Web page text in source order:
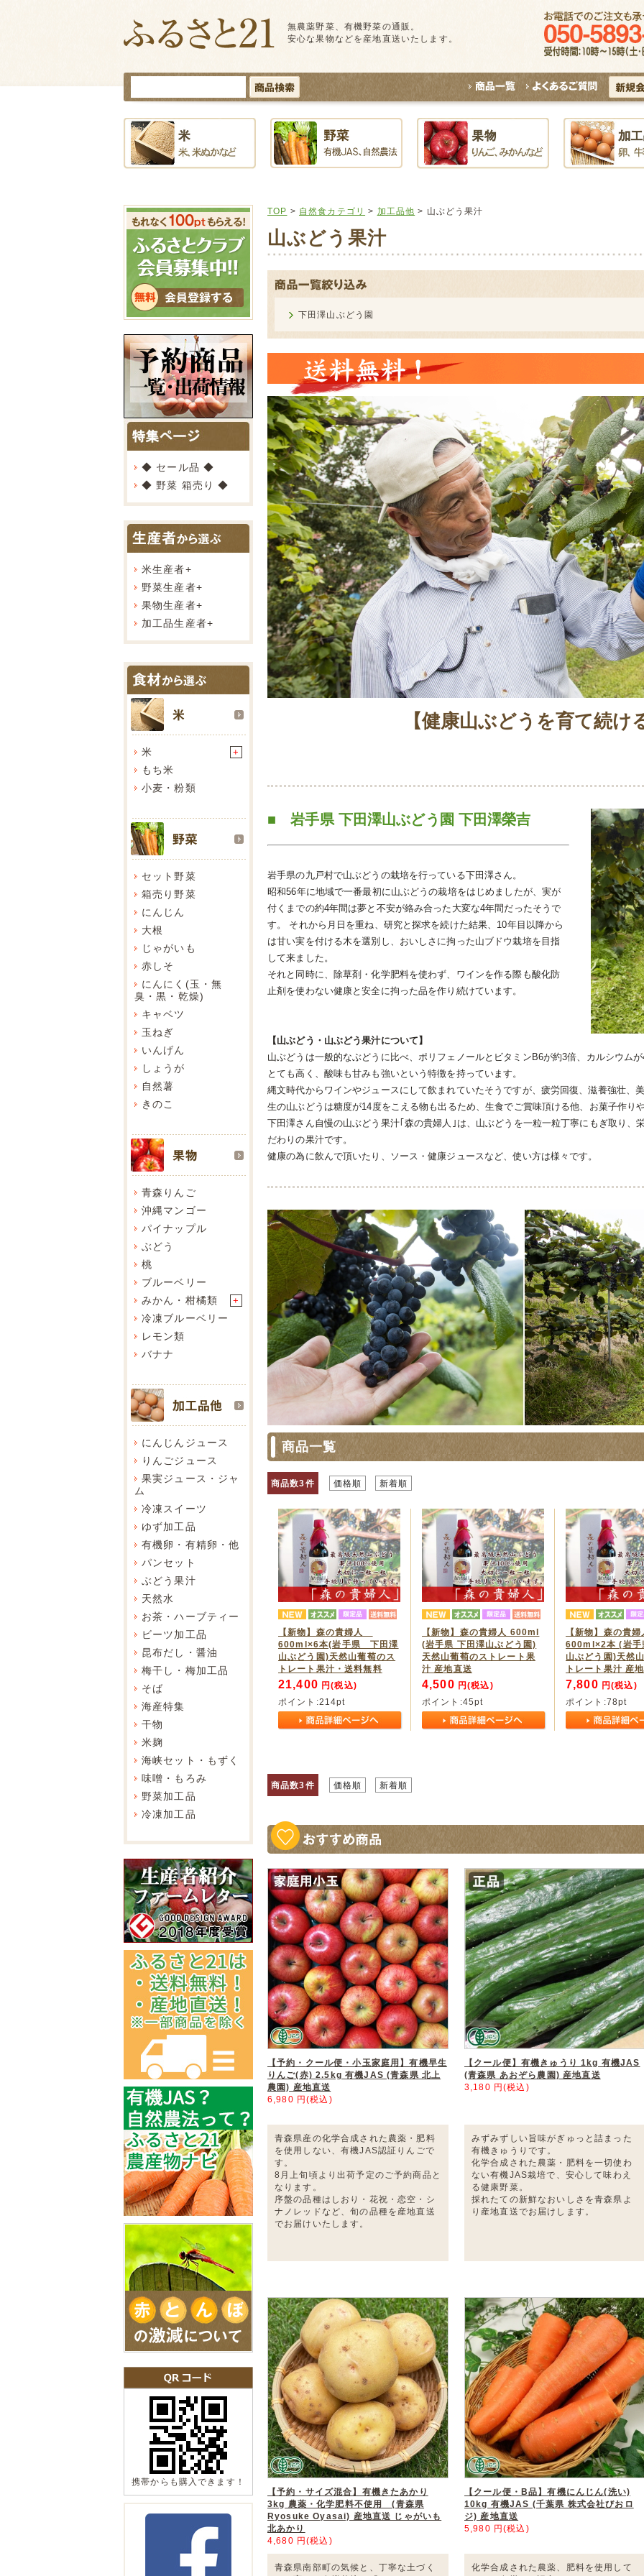
無農薬野菜、有機野菜の通販。
安心な果物などを産地直送いたします。
◆ セール品 ◆
◆ 野菜 箱売り ◆
米生産者+
野菜生産者+
果物生産者+
加工品生産者+
米 +
もち米
小麦・粉類
セット野菜
箱売り野菜
にんじん
大根
じゃがいも
赤しそ
にんにく(玉・無
臭・黒・乾燥)
キャベツ
玉ねぎ
いんげん
しょうが
自然薯
きのこ
青森りんご
沖縄マンゴー
パイナップル
ぶどう
桃
ブルーベリー
みかん・柑橘類
+
冷凍ブルーベリー
レモン類
バナナ
にんじんジュース
りんごジュース
果実ジュース・ジャ
ム
冷凍スイーツ
ゆず加工品
有機卵・有精卵・他
パンセット
ぶどう果汁
天然水
お茶・ハーブティー
ビーツ加工品
昆布だし・醤油
梅干し・梅加工品
そば
海産特集
干物
米麹
海峡セット・もずく
味噌・もろみ
野菜加工品
冷凍加工品
携帯からも購入できます！
TOP > 自然食カテゴリ > 加工品他 > 山ぶどう果汁
山ぶどう果汁
下田澤山ぶどう園
【健康山ぶどうを育て続け
■ 岩手県 下田澤山ぶどう園 下田澤榮吉
岩手県の九戸村で山ぶどうの栽培を行っている下田澤さん。
昭和56年に地域で一番最初に山ぶどうの栽培をはじめましたが、実が
付くまでの約4年間は夢と不安が絡み合った大変な4年間だったそうで
す。 それから月日を重ね、研究と探求を続けた結果、10年目以降から
は甘い実を付ける木を選別し、おいしさに拘った山ブドウ栽培を目指
して来ました。
それと同時に、除草剤・化学肥料を使わず、ワインを作る際も酸化防
止剤を使わない健康と安全に拘った品を作り続けています。
【山ぶどう・山ぶどう果汁について】
山ぶどうは一般的なぶどうに比べ、ポリフェノールとビタミンB6が約3倍、カルシウム
とても高く、酸味も甘みも強いという特徴を持っています。
縄文時代からワインやジュースにして飲まれていたそうですが、疲労回復、滋養強壮、
生の山ぶどうは糖度が14度をこえる物も出るため、生食でご賞味頂ける他、お菓子作り
下田澤さん自慢の山ぶどう果汁｢森の貴婦人｣は、山ぶどうを一粒一粒丁寧にもぎ取り、
だわりの果汁です。
健康の為に飲んで頂いたり、ソース・健康ジュースなど、使い方は様々です。
商品一覧
商品数3件 価格順 新着順
【新物】森の貴婦人
600ml×6本(岩手県 下田澤
山ぶどう園)天然山葡萄のス
トレート果汁・送料無料
21,400 円(税込)
ポイント:214pt
【新物】森の貴婦人 600ml
(岩手県 下田澤山ぶどう園)
天然山葡萄のストレート果
汁 産地直送
4,500 円(税込)
ポイント:45pt
【新物】森の貴婦
600ml×2本 (岩手
山ぶどう園)天然
トレート果汁 産
7,800 円(税込)
ポイント:78pt
商品数3件 価格順 新着順
【予約・クール便・小玉家庭用】有機早生
りんご(赤) 2.5kg 有機JAS (青森県 北上
農園) 産地直送
6,980 円(税込)
青森県産の化学合成された農薬・肥料
を使用しない、有機JAS認証りんごで
す。
8月上旬頃より出荷予定のご予約商品と
なります。
序盤の品種はしおり・花祝・恋空・シ
ナノレッドなど、旬の品種を産地直送
でお届けいたします。
【クール便】有機きゅうり 1kg 有機JAS
(青森県 あおぞら農園) 産地直送
3,180 円(税込)
みずみずしい旨味がぎゅっと詰まった
有機きゅうりです。
化学合成された農薬・肥料を一切使わ
ない有機JAS栽培で、安心して味わえ
る健康野菜。
採れたての新鮮なおいしさを青森県よ
り産地直送でお届けします。
【予約・サイズ混合】有機きたあかり
3kg 農薬・化学肥料不使用 (青森県
Ryosuke Oyasai) 産地直送 じゃがいも
北あかり
4,680 円(税込)
青森県南部町の気候と、丁寧な土づく
【クール便・B品】有機にんじん(洗い)
10kg 有機JAS (千葉県 株式会社びおロ
ジ) 産地直送
5,980 円(税込)
化学合成された農薬、肥料を使用して